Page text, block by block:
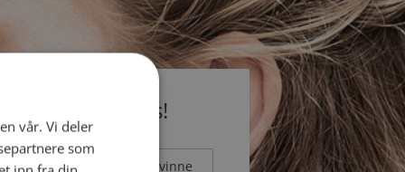
Bli medlem gratis!
Mann Kvinne
vår. Vi deler
som